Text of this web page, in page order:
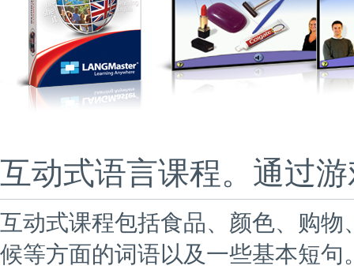
互动式语言课程。通过
互动式课程包括食品、颜色、购
候等方面的词语以及一些基本短句